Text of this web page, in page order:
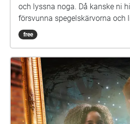
och lyssna noga. Då kanske ni
försvunna spegelskärvorna och
göras med dem. Det kan hända att fler försvunna
barn dyker upp i skärvorna. På
här skolan för länge sen. Hon är
sig att lyssna på henne. Siri och
däremot gärna akta dig för. Spegeln på skolgården-
äventyret är skrivet av Monica
som gör rollerna är: Noa: Theo
free